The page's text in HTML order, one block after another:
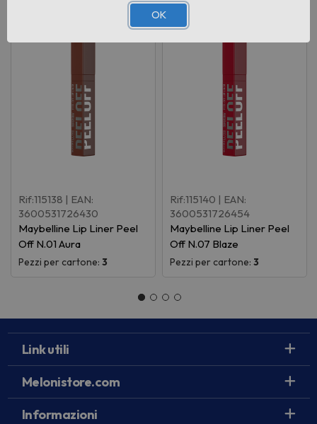
Rif:115138 | EAN:
3600531726430
Maybelline Lip Liner Peel
Off N.01 Aura
Pezzi per cartone:3
Rif:115140 | EAN:
3600531726454
Maybelline Lip Liner Peel
Off N.07 Blaze
Pezzi per cartone:3
Link utili
Melonistore.com
Informazioni
OK